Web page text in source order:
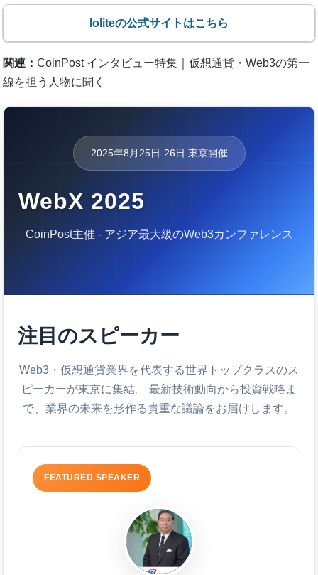
Ioliteの公式サイトはこちら
関連：CoinPost インタビュー特集｜仮想通貨・Web3の第一
線を担う人物に聞く
2025年8月25日-26日 東京開催
WebX 2025
CoinPost主催 - アジア最大級のWeb3カンファレンス
注目のスピーカー
Web3・仮想通貨業界を代表する世界トップクラスのス
ピーカーが東京に集結。 最新技術動向から投資戦略ま
で、業界の未来を形作る貴重な議論をお届けします。
FEATURED SPEAKER